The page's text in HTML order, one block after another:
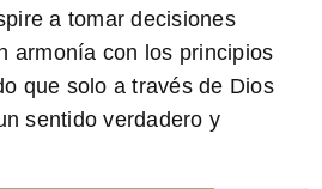
a tomar decisiones
armonía con los principios
que solo a través de Dios
sentido verdadero y